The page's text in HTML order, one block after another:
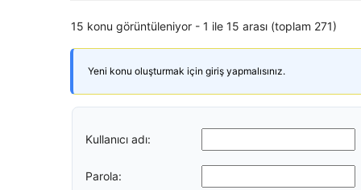
15 konu görüntüleniyor - 1 ile 15 arası (toplam 271)
Yeni konu oluşturmak için giriş yapmalısınız.
Kullanıcı adı:
Parola: